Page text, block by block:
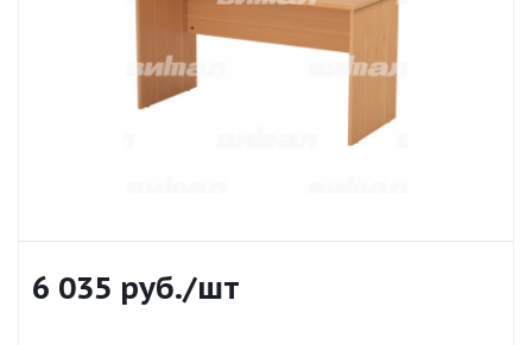
6 035 руб./шт